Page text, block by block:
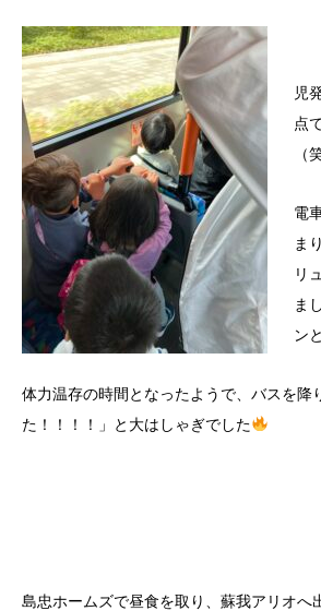
児
点
（
電
ま
リ
ま
ン
体力温存の時間となったようで、バスを降
た！！！！」と大はしゃぎでした
島忠ホームズで昼食を取り、蘇我アリオへ